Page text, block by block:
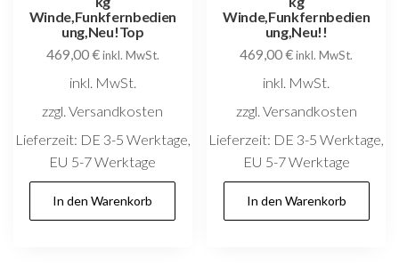
Winde,Funkfernbedien
ung,Neu!Top
469,00€inkl. MwSt.
inkl. MwSt.
zzgl. Versandkosten
Lieferzeit: DE 3-5 Werktage,
EU 5-7 Werktage
In den Warenkorb
Winde,Funkfernbedien
ung,Neu!!
469,00€inkl. MwSt.
inkl. MwSt.
zzgl. Versandkosten
Lieferzeit: DE 3-5 Werktage,
EU 5-7 Werktage
In den Warenkorb